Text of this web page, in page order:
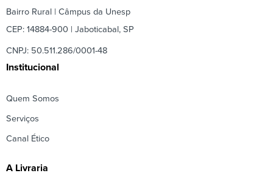
Bairro Rural | Câmpus da Unesp
CEP: 14884-900 | Jaboticabal, SP
CNPJ: 50.511.286/0001-48
Institucional
Quem Somos
Serviços
Canal Ético
A Livraria